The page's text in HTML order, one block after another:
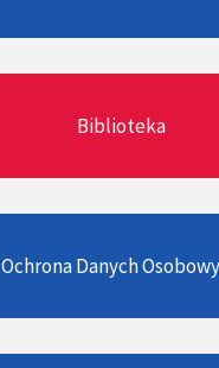
Biblioteka
Ochrona Danych